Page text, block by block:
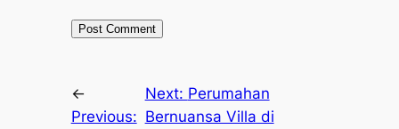
←
Previous:
Next: Perumahan
Bernuansa Villa di